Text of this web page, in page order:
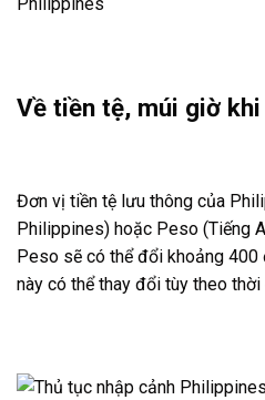
Về tiền tệ, múi giờ
Đơn vị tiền tệ lưu thông của
Philippines) hoặc Peso (Tiếng
Peso sẽ có thể đổi khoảng 400
này có thể thay đổi tùy theo thời